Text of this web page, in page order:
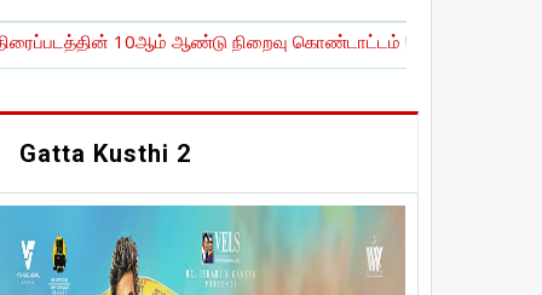
10ஆம் ஆண்டு நிறைவு கொண்டாட்டம் !|சென்னை பன்னாட்டு விமான
Gatta Kusthi 2